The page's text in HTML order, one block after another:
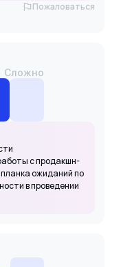
Пожаловаться
Сложно
с продакшн-
ожиданий по
в проведении